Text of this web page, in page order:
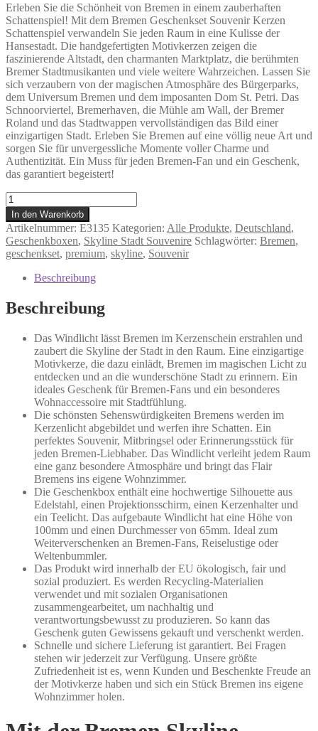
Erleben Sie die Schönheit von Bremen in einem zauberhaften
Schattenspiel! Mit dem Bremen Geschenkset Souvenir Kerzen
Schattenspiel verwandeln Sie jeden Raum in eine Kulisse der
Hansestadt. Die handgefertigten Motivkerzen zeigen die
faszinierende Altstadt, den charmanten Marktplatz, die berühmten
Bremer Stadtmusikanten und viele weitere Wahrzeichen. Lassen Sie
sich verzaubern von der magischen Atmosphäre des Bürgerparks,
dem Universum Bremen und dem imposanten Dom St. Petri. Das
Schnoorviertel, Bremerhaven, die Mühle am Wall, der Bremer
Roland und das Stadtwappen vervollständigen das Bild einer
einzigartigen Stadt. Erleben Sie Bremen auf eine völlig neue Art und
sorgen Sie für unvergessliche Momente voller Charme und
Authentizität. Ein Muss für jeden Bremen-Fan und ein Geschenk,
das garantiert begeistert!
Bremen
-
Geschenkbox
Menge
In den Warenkorb
Artikelnummer: E3135 Kategorien: Alle Produkte, Deutschland,
Geschenkboxen, Skyline Stadt Souvenire Schlagwörter: Bremen,
geschenkset, premium, skyline, Souvenir
Beschreibung
Beschreibung
Das Windlicht lässt Bremen im Kerzenschein erstrahlen und
zaubert die Skyline der Stadt in den Raum. Eine einzigartige
Motivkerze, die dazu einlädt, Bremen im magischen Licht zu
entdecken und an die wunderschöne Stadt zu erinnern. Ein
ideales Geschenk für Bremen-Fans und ein besonderes
Wohnaccessoire mit Stadtfühlung.
Die schönsten Sehenswürdigkeiten Bremens werden im
Kerzenlicht abgebildet und werfen ihre Schatten. Ein
perfektes Souvenir, Mitbringsel oder Erinnerungsstück für
jeden Bremen-Liebhaber. Das Windlicht verleiht jedem Raum
eine ganz besondere Atmosphäre und bringt das Flair
Bremens ins eigene Wohnzimmer.
Die Geschenkbox enthält eine hochwertige Silhouette aus
Edelstahl, einen Projektionsschirm, einen Kerzenhalter und
ein Teelicht. Das aufgebaute Windlicht hat eine Höhe von
100mm und einen Durchmesser von 65mm. Ideal zum
Weiterverschenken an Bremen-Fans, Reiselustige oder
Weltenbummler.
Das Produkt wird innerhalb der EU ökologisch, fair und
sozial produziert. Es werden Recycling-Materialien
verwendet und mit sozialen Organisationen
zusammengearbeitet, um nachhaltig und
verantwortungsbewusst zu produzieren. So kann das
Geschenk guten Gewissens gekauft und verschenkt werden.
Schnelle und sichere Lieferung ist garantiert. Bei Fragen
stehen wir jederzeit zur Verfügung. Unsere größte
Zufriedenheit ist es, wenn Kunden und Beschenkte Freude an
der Motivkerze haben und sich ein Stück Bremen ins eigene
Wohnzimmer holen.